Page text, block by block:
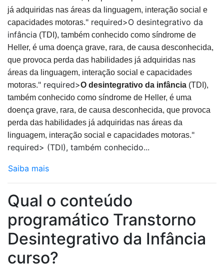
já adquiridas nas áreas da linguagem, interação social e
capacidades motoras." required>O desintegrativo da
infância (TDI), também conhecido como síndrome de
Heller, é uma doença grave, rara, de causa desconhecida,
que provoca perda das habilidades já adquiridas nas
áreas da linguagem, interação social e capacidades
motoras." required>O desintegrativo da infância (TDI),
também conhecido como síndrome de Heller, é uma
doença grave, rara, de causa desconhecida, que provoca
perda das habilidades já adquiridas nas áreas da
linguagem, interação social e capacidades motoras."
required> (TDI), também conhecido...
Saiba mais
Qual o conteúdo
programático Transtorno
Desintegrativo da Infância
curso?